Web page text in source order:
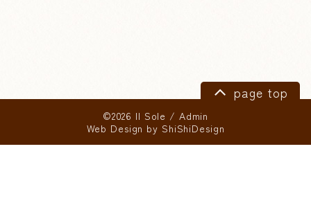
page top
©2026 Il Sole / Admin
Web Design by ShiShiDesign